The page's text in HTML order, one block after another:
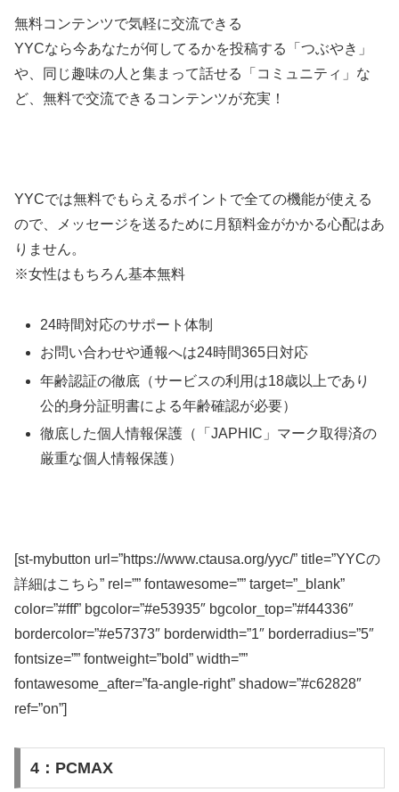
無料コンテンツで気軽に交流できる
YYCなら今あなたが何してるかを投稿する「つぶやき」
や、同じ趣味の人と集まって話せる「コミュニティ」な
ど、無料で交流できるコンテンツが充実！
YYCでは無料でもらえるポイントで全ての機能が使える
ので、メッセージを送るために月額料金がかかる心配はあ
りません。
※女性はもちろん基本無料
24時間対応のサポート体制
お問い合わせや通報へは24時間365日対応
年齢認証の徹底（サービスの利用は18歳以上であり
公的身分証明書による年齢確認が必要）
徹底した個人情報保護（「JAPHIC」マーク取得済の
厳重な個人情報保護）
[st-mybutton url=”https://www.ctausa.org/yyc/” title=”YYCの
詳細はこちら” rel=”” fontawesome=”” target=”_blank”
color=”#fff” bgcolor=”#e53935″ bgcolor_top=”#f44336″
bordercolor=”#e57373″ borderwidth=”1″ borderradius=”5″
fontsize=”” fontweight=”bold” width=””
fontawesome_after=”fa-angle-right” shadow=”#c62828″
ref=”on”]
4：PCMAX